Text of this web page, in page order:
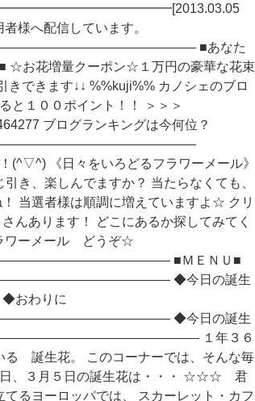
様へ配信しています。
■あなた
☆お花増量クーポン☆１万円の豪華な花束
できます↓↓ %%kuji%% カノシェのブロ
と１００ポイント！！ ＞＞＞
ブログランキングは今何位？
《日々をいろどるフラワーメール》
、楽しんでますか？ 当たらなくても、
当選者様は順調に増えていますよ☆ クリ
んあります！ どこにあるか探してみてく
ワーメール どうぞ☆
■ＭＥＮＵ■
◆今日の誕生
おわりに
◆今日の誕生
１年３６
る 誕生花。 このコーナーでは、そんな毎
日、３月５日の誕生花は・・・ ☆☆☆ 君
ヨーロッパでは、 スカーレット・カフ